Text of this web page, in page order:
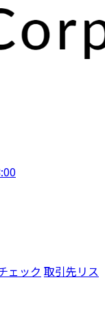
ェック 取引先リス